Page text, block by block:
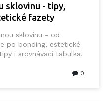
sklovinu - tipy,
fazety
sklovinu - od
po bonding, estetické
i srovnávací tabulka.
0